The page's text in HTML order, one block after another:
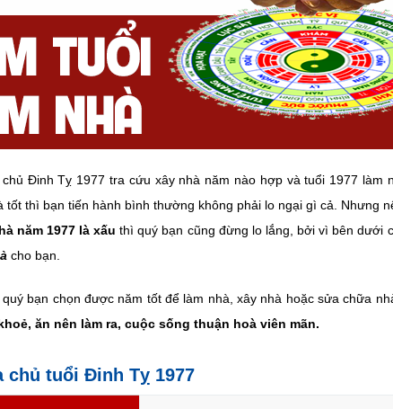
Đinh Tỵ 1977 tra cứu xây nhà năm nào hợp và tuổi 1977 làm
tốt thì bạn tiến hành bình thường không phải lo ngại gì cả. Nhưng
năm 1977 là xấu thì quý bạn cũng đừng lo lắng, bởi vì bên dưới
cho bạn.
quý bạn chọn được năm tốt để làm nhà, xây nhà hoặc sửa chữa
ăn nên làm ra, cuộc sống thuận hoà viên mãn.
chủ tuổi Đinh Tỵ 1977